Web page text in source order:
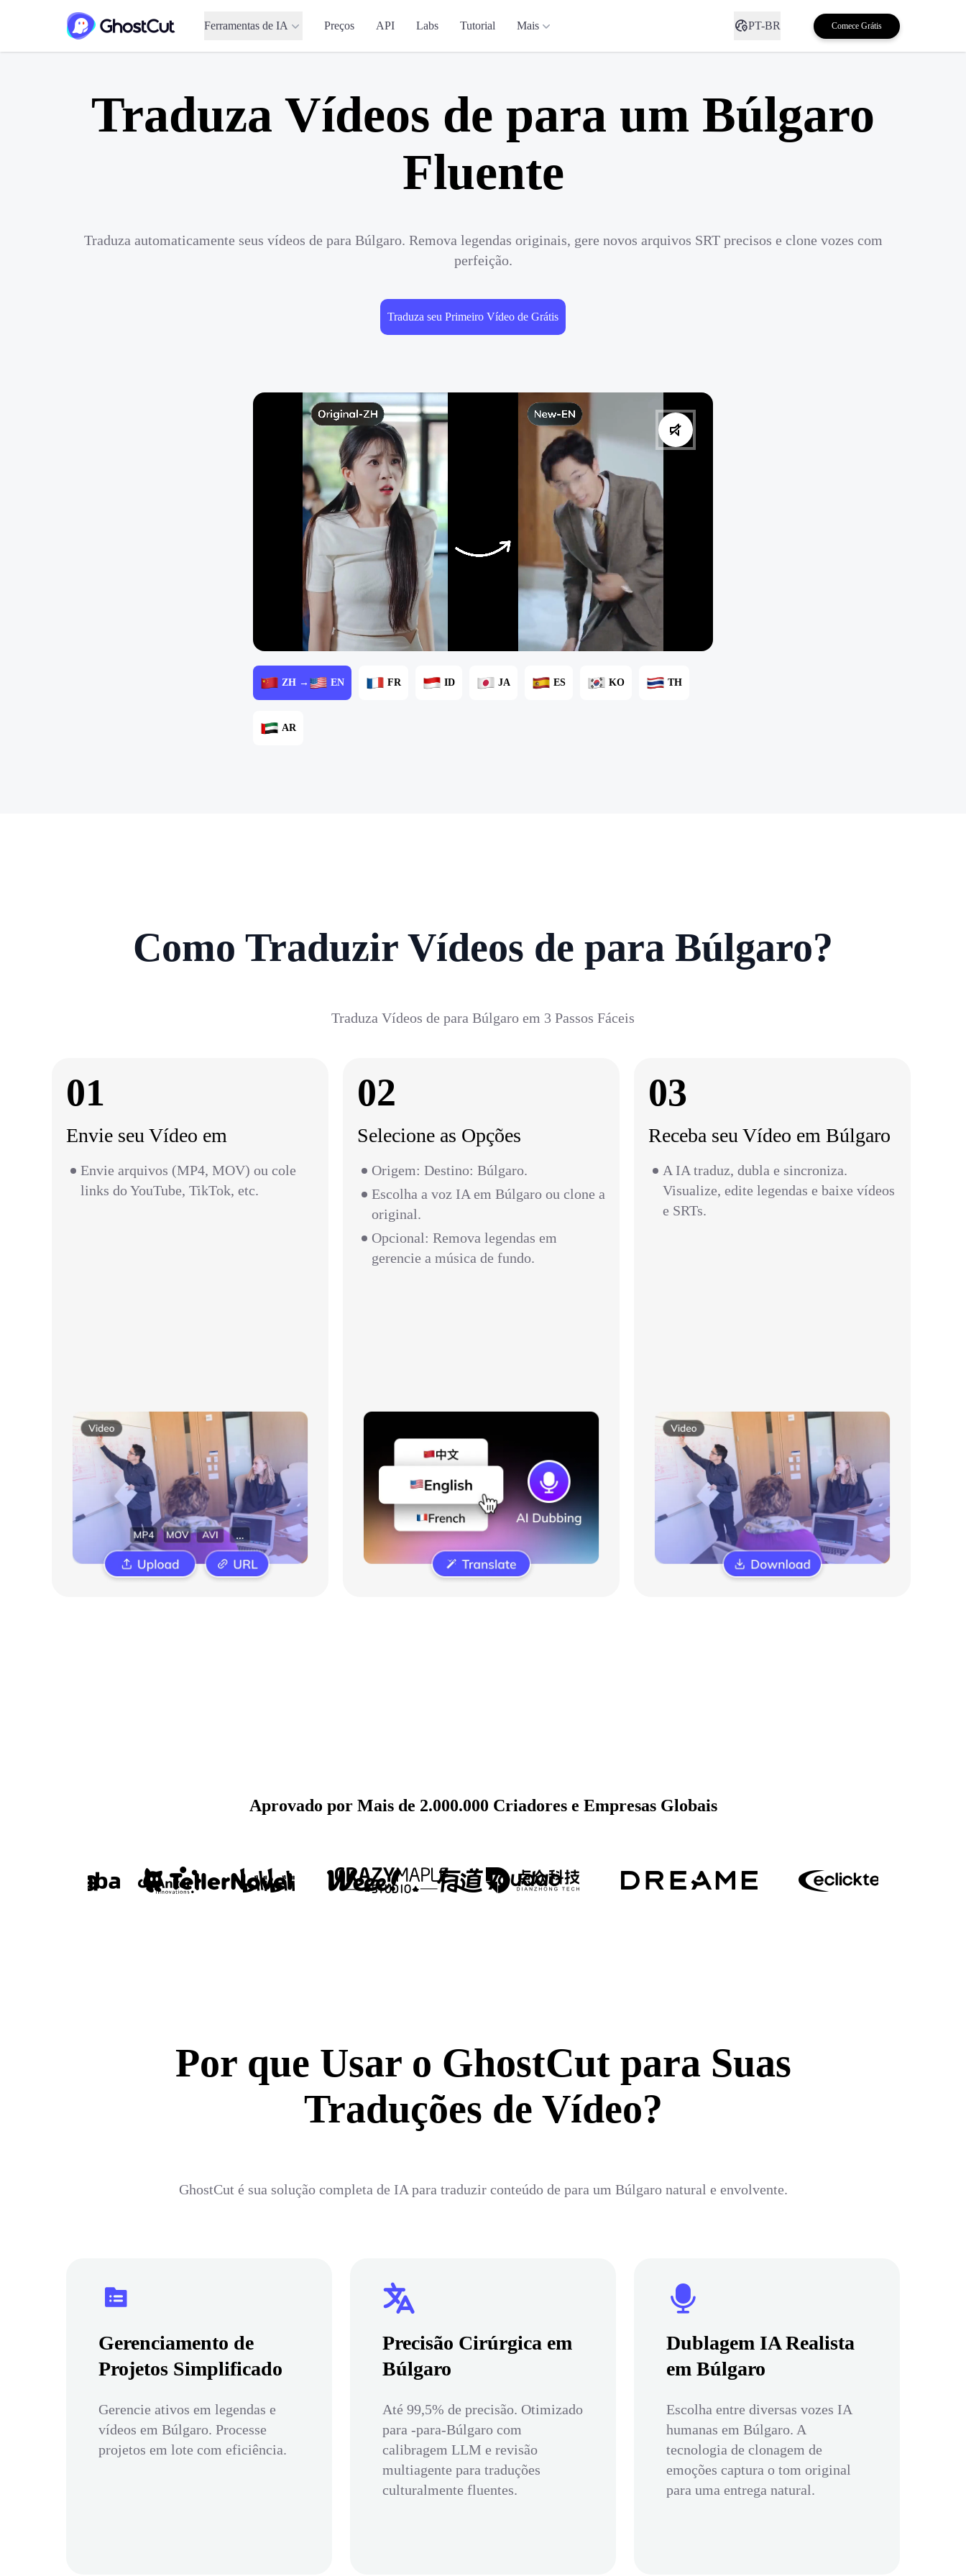
Ferramentas de IA Preços API Labs Tutorial Mais PT-BR Comece Grátis
Traduza Vídeos de para um Búlgaro
Fluente
Traduza automaticamente seus vídeos de para Búlgaro. Remova legendas originais, gere novos arquivos SRT precisos e clone vozes com
perfeição.
Traduza seu Primeiro Vídeo de Grátis
ZH → EN FR ID JA ES KO TH
AR
Como Traduzir Vídeos de para Búlgaro?
Traduza Vídeos de para Búlgaro em 3 Passos Fáceis
01
Envie seu Vídeo em
Envie arquivos (MP4, MOV) ou cole
links do YouTube, TikTok, etc.
02
Selecione as Opções
Origem: Destino: Búlgaro.
Escolha a voz IA em Búlgaro ou clone a
original.
Opcional: Remova legendas em
gerencie a música de fundo.
03
Receba seu Vídeo em Búlgaro
A IA traduz, dubla e sincroniza.
Visualize, edite legendas e baixe vídeos
e SRTs.
Aprovado por Mais de 2.000.000 Criadores e Empresas Globais
Por que Usar o GhostCut para Suas
Traduções de Vídeo?
GhostCut é sua solução completa de IA para traduzir conteúdo de para um Búlgaro natural e envolvente.
Gerenciamento de
Projetos Simplificado
Gerencie ativos em legendas e
vídeos em Búlgaro. Processe
projetos em lote com eficiência.
Precisão Cirúrgica em
Búlgaro
Até 99,5% de precisão. Otimizado
para -para-Búlgaro com
calibragem LLM e revisão
multiagente para traduções
culturalmente fluentes.
Dublagem IA Realista
em Búlgaro
Escolha entre diversas vozes IA
humanas em Búlgaro. A
tecnologia de clonagem de
emoções captura o tom original
para uma entrega natural.